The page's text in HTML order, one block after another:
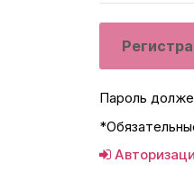
Пароль
*